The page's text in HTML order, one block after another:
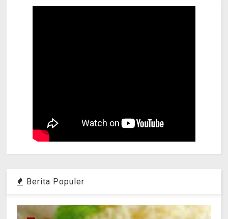
Berita Populer